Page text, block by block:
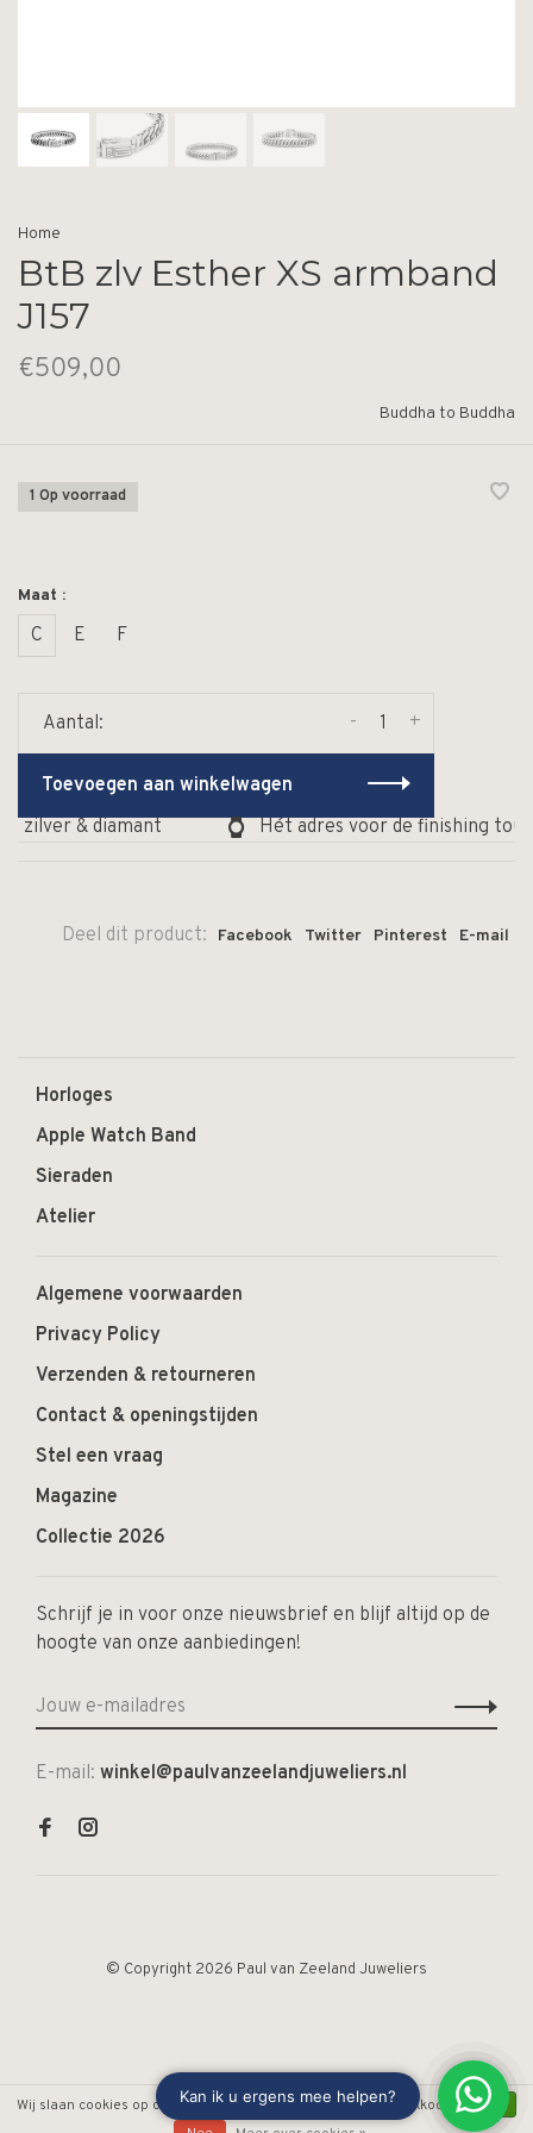
Home
BtB zlv Esther XS armband
J157
€509,00
Buddha to Buddha
1 Op voorraad
Maat :
C E F
Aantal: +
-
Toevoegen aan winkelwagen
zilver & diamant
Hét adres voor de finishing
Deel dit product: Facebook Twitter Pinterest E-mail
Horloges
Apple Watch Band
Sieraden
Atelier
Algemene voorwaarden
Privacy Policy
Verzenden & retourneren
Contact & openingstijden
Stel een vraag
Magazine
Collectie 2026
Schrijf je in voor onze nieuwsbrief en blijf altijd op de
hoogte van onze aanbiedingen!
E-mail: winkel@paulvanzeelandjuweliers.nl
© Copyright 2026 Paul van Zeeland Juweliers
Wij slaan cookies op om onze website te verbeteren. Is dat akkoord?
Ja